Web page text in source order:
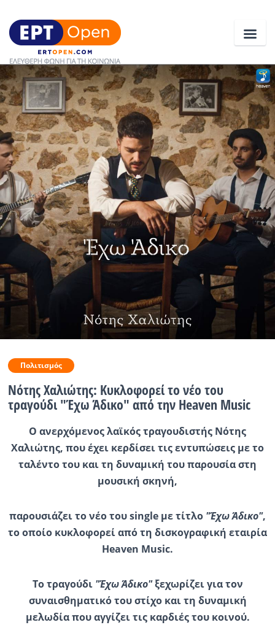
Ειδήσεις
Ελλάδα
Κοινωνία
Πολιτική
Οικονομία
Αθλητικά
Κόσμος
Ραδιόφωνο LIVE
Πολιτισμός
Πολιτισμός
Νότης Χαλιώτης: Κυκλοφορεί το νέο του
τραγούδι "Έχω Άδικο" από την Heaven Music
Ο ανερχόμενος λαϊκός τραγουδιστής Νότης
Χαλιώτης, που έχει κερδίσει τις εντυπώσεις με το
ταλέντο του και τη δυναμική του παρουσία στη
μουσική σκηνή,
παρουσιάζει το νέο του single με τίτλο "Έχω Άδικο",
το οποίο κυκλοφορεί από τη δισκογραφική εταιρία
Heaven Music.
Το τραγούδι "Έχω Άδικο"ξεχωρίζει για τον
συναισθηματικό του στίχο και τη δυναμική
μελωδία που αγγίζει τις καρδιές του κοινού.